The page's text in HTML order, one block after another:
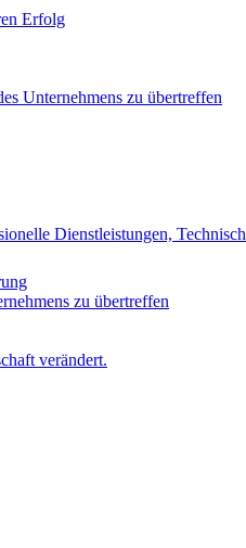
Erfolg
Unternehmens zu übertreffen
Dienstleistungen,
zu übertreffen
verändert.